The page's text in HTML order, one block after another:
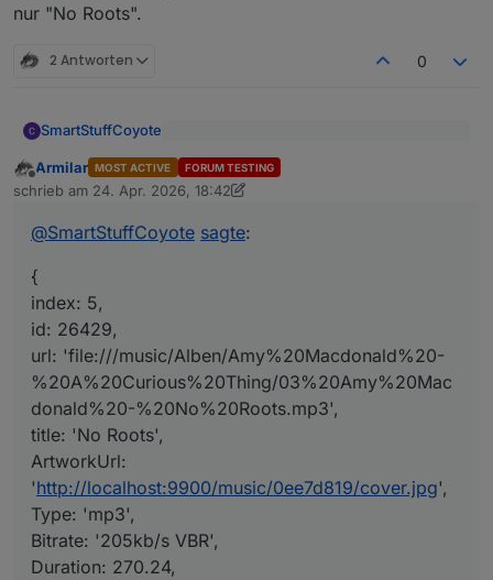
nur "No Roots".
2 Antworten 0
SmartStuffCoyote
und ersetze den durch
Die Zeitanzeige ist jetzt permanent da, das
"undefined|A Curious Thing" soll. (Und dass
das Album in der Überschrift und im "Text"
Nachtrag:
  index: 5,
  id: 26429,
ArtworkUrl: 'http://
  Type: 'mp3',
  Duration: 270.24,
  Album: 'A Curious Thing'
"Artist" gibt es da nicht. Fix:
alle 10 Sekunden mal weg und da steht dann
Offline
Armilar MOST ACTIVE FORUM TESTING
schrieb am 24. Apr. 2026, 18:42
zuletzt editiert von Armilar
@SmartStuffCoyote sagte:
{
index: 5,
id: 26429,
url: 'file:///music/Alben/Amy%20Macdonald%20-
%20A%20Curious%20Thing/03%20Amy%20Mac
donald%20-%20No%20Roots.mp3',
title: 'No Roots',
ArtworkUrl:
'http://localhost:9900/music/0ee7d819/cover.jpg',
Type: 'mp3',
Bitrate: '205kb/s VBR',
Duration: 270.24,